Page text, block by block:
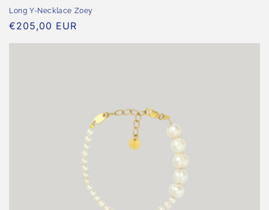
Long Y-Necklace Zoey
Normaler
€205,00 EUR